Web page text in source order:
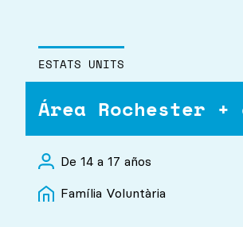
ESTATS UNITS
Área Rochester +
De 14 a 17 años
Família Voluntària